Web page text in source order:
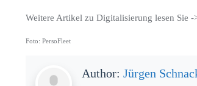
Weitere Artikel zu Digitalisierung lesen Sie -
Foto: PersoFleet
Author: Jürgen